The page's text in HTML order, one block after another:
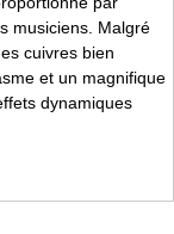
musiciens. Malgré
cuivres bien
et un magnifique
dynamiques